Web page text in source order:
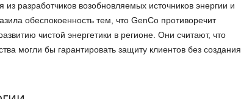
разработчиков возобновляемых источников энергии и
обеспокоенность тем, что GenCo противоречит
чистой энергетики в регионе. Они считают, что
могли бы гарантировать защиту клиентов без создания